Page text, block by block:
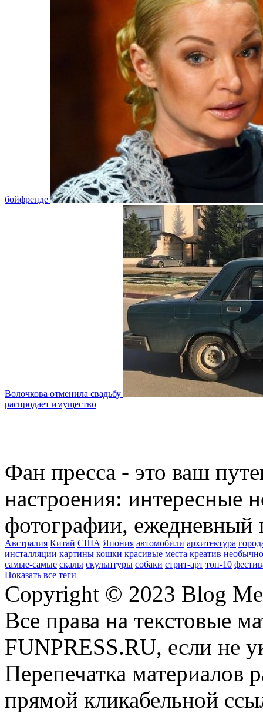
бойфренде
Волочкова отменила свадьбу
распродает имущество
Фан пресса - это ваш
настроения: интересные
фотографии, ежедневный
Австралия Китай США Япония автомобили архитектура
инсталляции картины кошки красивые места креатив
самые-самые скалы скульптуры собаки стрит-арт топ-10
Показать все теги
Copyright © 2023 Blog
Все права на текстовые
FUNPRESS.RU, если не
Перепечатка материалов
прямой кликабельной